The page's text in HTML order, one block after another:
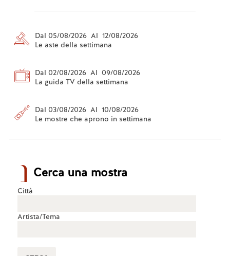
Dal 05/08/2026 Al 12/08/2026
Le aste della settimana
Dal 02/08/2026 Al 09/08/2026
La guida TV della settimana
Dal 03/08/2026 Al 10/08/2026
Le mostre che aprono in settimana
Cerca una mostra
Città
Artista/Tema